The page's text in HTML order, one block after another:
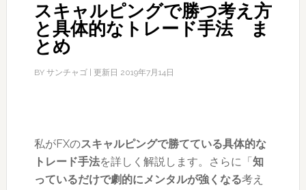
スキャルピングで勝つ考え方
と具体的なトレード手法 ま
とめ
BY サンチャゴ| 更新日 2019年7月14日
私がFXのスキャルピングで勝てている具体的な
トレード手法を詳しく解説します。さらに「知
っているだけで劇的にメンタルが強くなる考え